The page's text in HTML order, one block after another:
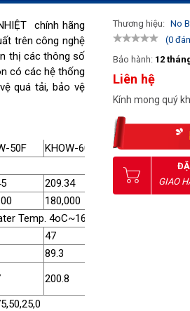
chính hãng
trên công nghệ
thị các thông số
có các hệ thống
quá tải, bảo vệ
50F
KHOW-60F
209.34
180,000
Temp. 4oC~16oC
47
89.3
200.8
Thương hiệu: No
(0
Bảo hành: 12
Liên hệ
Kính mong quý
GIAO